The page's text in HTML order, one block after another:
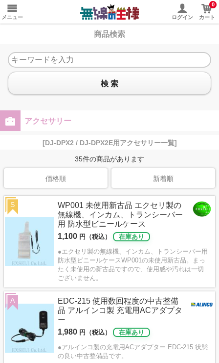
メニュー ログイン
0
カート
商品検索
検 索
アクセサリー
[DJ-DPX2 / DJ-DPX2E用アクセサリー一覧]
35件の商品があります
価格順 新着順
WP001 未使用新古品 エクセリ製の
無線機、インカム、トランシーバー
用 防水型ビニールケース
1,100 円（税込）
在庫あり
●エクセリ製の無線機、インカム、トランシーバー用
防水型ビニールケースWP001の未使用新古品。まっ
たく未使用の新古品ですので、使用感や汚れは一切
ございません。
S
EDC-215 使用数回程度の中古整備
品 アルインコ製 充電用ACアダプタ
ー
1,980 円（税込）
在庫あり
●アルインコ製の充電用ACアダプター EDC-215 状態
の良い中古整備品です。
A